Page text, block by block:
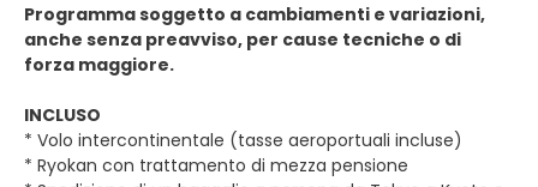
Programma soggetto a cambiamenti e variazioni,
anche senza preavviso, per cause tecniche o di
forza maggiore.
INCLUSO
* Volo intercontinentale (tasse aeroportuali incluse)
* Ryokan con trattamento di mezza pensione